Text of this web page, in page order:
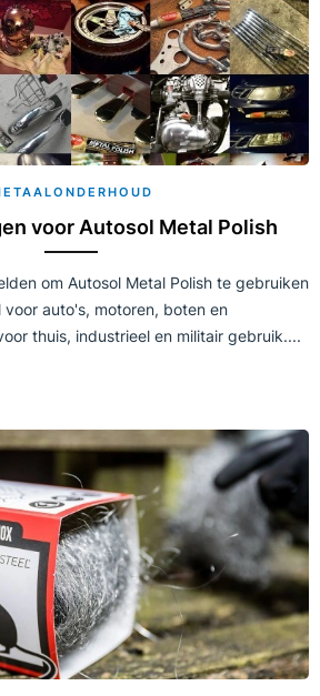
voor Autosol Metal Polish
om Autosol Metal Polish te gebruiken
auto's, motoren, boten en
thuis, industrieel en militair gebruik....